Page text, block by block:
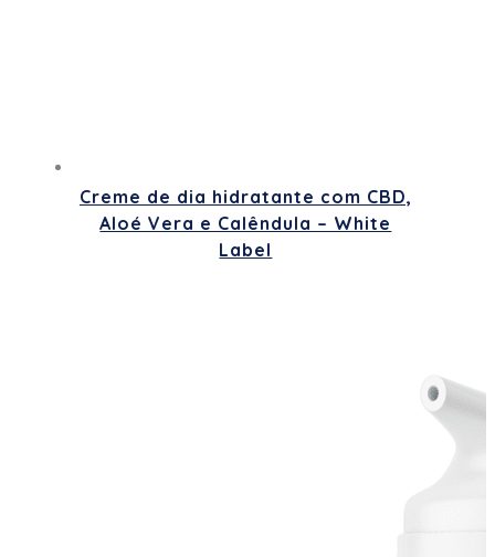
Creme de dia hidratante com CBD,
Aloé Vera e Calêndula – White
Label